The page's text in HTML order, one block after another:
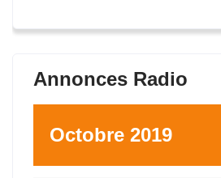
Annonces Radio
Octobre 2019